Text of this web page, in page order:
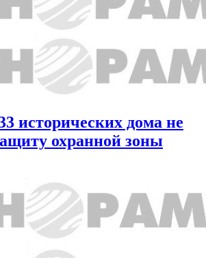
исторических дома не
охранной зоны